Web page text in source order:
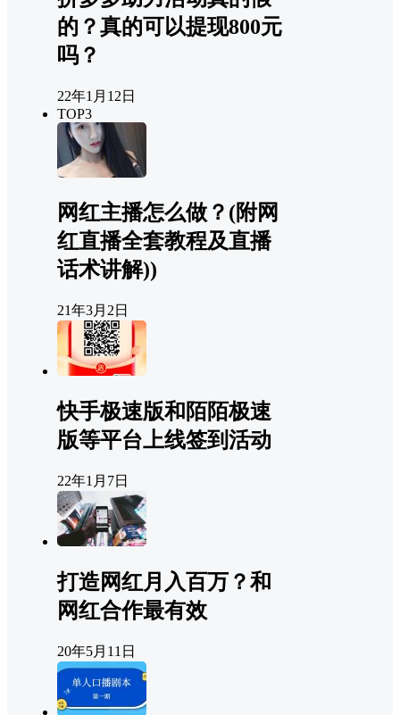
的？真的可以提现800元
吗？
22年1月12日
TOP3
网红主播怎么做？(附网
红直播全套教程及直播
话术讲解))
21年3月2日
快手极速版和陌陌极速
版等平台上线签到活动
22年1月7日
打造网红月入百万？和
网红合作最有效
20年5月11日